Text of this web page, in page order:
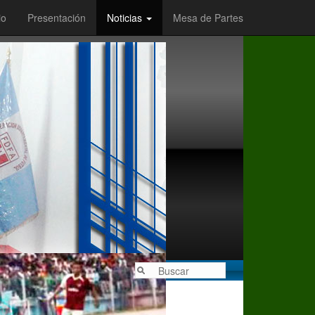
Presentación Noticias Mesa de Partes